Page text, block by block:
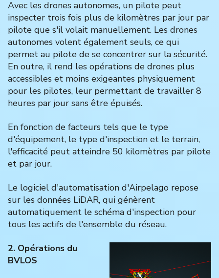
Avec les drones autonomes, un pilote peut
inspecter trois fois plus de kilomètres par jour par
pilote que s'il volait manuellement. Les drones
autonomes volent également seuls, ce qui
permet au pilote de se concentrer sur la sécurité.
En outre, il rend les opérations de drones plus
accessibles et moins exigeantes physiquement
pour les pilotes, leur permettant de travailler 8
heures par jour sans être épuisés.
En fonction de facteurs tels que le type
d'équipement, le type d'inspection et le terrain,
l'efficacité peut atteindre 50 kilomètres par pilote
et par jour.
Le logiciel d'automatisation d'Airpelago repose
sur les données LiDAR, qui génèrent
automatiquement le schéma d'inspection pour
tous les actifs de l'ensemble du réseau.
2. Opérations du
BVLOS